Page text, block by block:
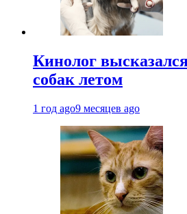
Кинолог
собак летом
1 год ago9 месяцев ago